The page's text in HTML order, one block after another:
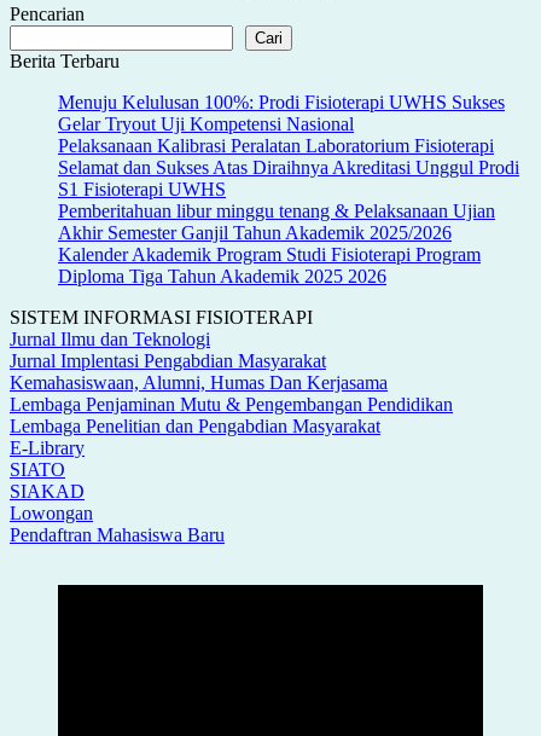
Pencarian
Cari
Berita Terbaru
Menuju Kelulusan 100%: Prodi Fisioterapi UWHS Sukses
Gelar Tryout Uji Kompetensi Nasional
Pelaksanaan Kalibrasi Peralatan Laboratorium Fisioterapi
Selamat dan Sukses Atas Diraihnya Akreditasi Unggul Prodi
S1 Fisioterapi UWHS
Pemberitahuan libur minggu tenang & Pelaksanaan Ujian
Akhir Semester Ganjil Tahun Akademik 2025/2026
Kalender Akademik Program Studi Fisioterapi Program
Diploma Tiga Tahun Akademik 2025 2026
SISTEM INFORMASI FISIOTERAPI
Jurnal Ilmu dan Teknologi
Jurnal Implentasi Pengabdian Masyarakat
Kemahasiswaan, Alumni, Humas Dan Kerjasama
Lembaga Penjaminan Mutu & Pengembangan Pendidikan
Lembaga Penelitian dan Pengabdian Masyarakat
E-Library
SIATO
SIAKAD
Lowongan
Pendaftran Mahasiswa Baru